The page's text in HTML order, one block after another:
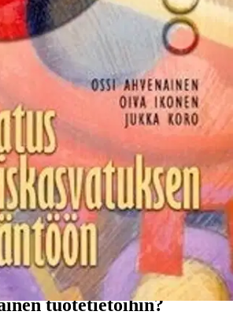
pohditaan käytännön opetuksen kannalta
on erilainen oppija, miten
käyttää yksilöllisen oppimisen
erityisen tuen tarpeessa olevien
tavoitteena on auttaa kouluja
erilaisuuden mukanaan tuomiin haasteisiin
antamaan välineitä erilaisten oppilaiden
yleis- että erityisopetuksessa.
tarkastellaan lähinnä opetuksen
kuntoutuksen tarkastelussa
perusteisiin.
tuotetietoihin?